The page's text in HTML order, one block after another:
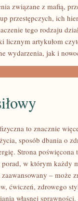
związane z mafią,
przestępczych, ich
tego rodzaju
licznym artykułom
wydarzenia, jak i
to znacznie
sposób dbania o
Strona poświęcona
porad, w którym każdy
– może
ćwiczeń, zdrowego
własnej